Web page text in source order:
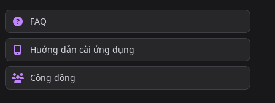
FAQ
Huớng dẫn cài ứng dụng
Cộng đồng